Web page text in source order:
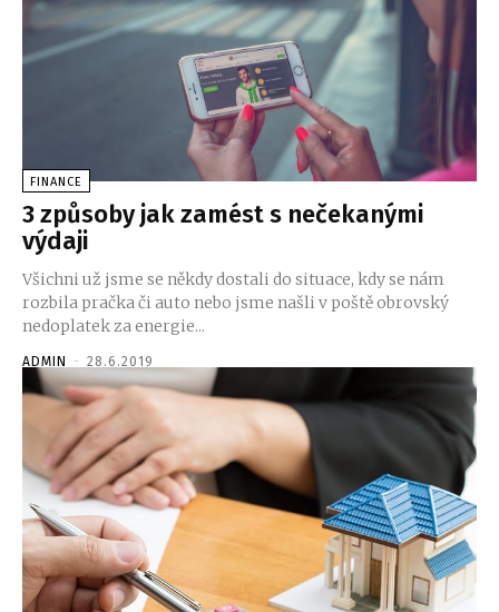
FINANCE
3 způsoby jak zamést s nečekanými
výdaji
Všichni už jsme se někdy dostali do situace, kdy se nám
rozbila pračka či auto nebo jsme našli v poště obrovský
nedoplatek za energie...
ADMIN - 28.6.2019